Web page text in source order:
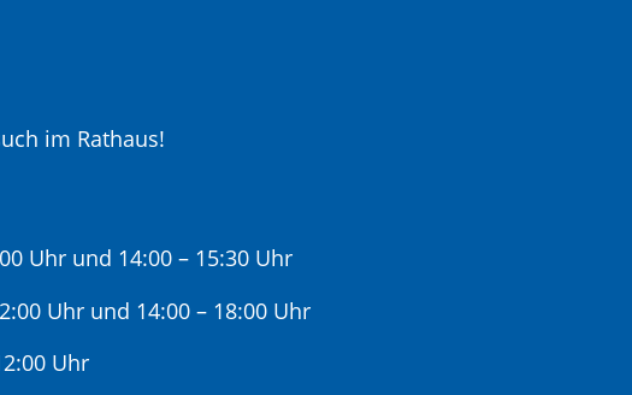
im Rathaus!
Uhr und 14:00 – 15:30 Uhr
Uhr und 14:00 – 18:00 Uhr
Uhr